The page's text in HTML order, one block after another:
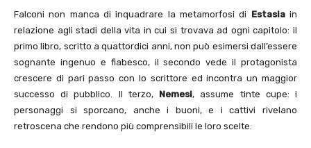
Falconi non manca di inquadrare la metamorfosi di Estasiain
relazione agli stadi della vita in cui si trovava ad ogni capitolo: il
primo libro, scritto a quattordici anni, non può esimersi dall’essere
sognante ingenuo e fiabesco, il secondo vede il protagonista
crescere di pari passo con lo scrittore ed incontra un maggior
successo di pubblico. Il terzo, Nemesi, assume tinte cupe: i
personaggi si sporcano, anche i buoni, e i cattivi rivelano
retroscena che rendono più comprensibili le loro scelte.